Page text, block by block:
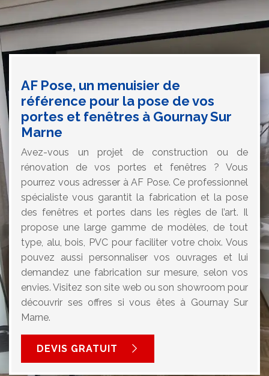
AF Pose, un menuisier de
référence pour la pose de vos
portes et fenêtres à Gournay Sur
Marne
Avez-vous un projet de construction ou de
rénovation de vos portes et fenêtres ? Vous
pourrez vous adresser à AF Pose. Ce professionnel
spécialiste vous garantit la fabrication et la pose
des fenêtres et portes dans les règles de l’art. Il
propose une large gamme de modèles, de tout
type, alu, bois, PVC pour faciliter votre choix. Vous
pouvez aussi personnaliser vos ouvrages et lui
demandez une fabrication sur mesure, selon vos
envies. Visitez son site web ou son showroom pour
découvrir ses offres si vous êtes à Gournay Sur
Marne.
DEVIS GRATUIT